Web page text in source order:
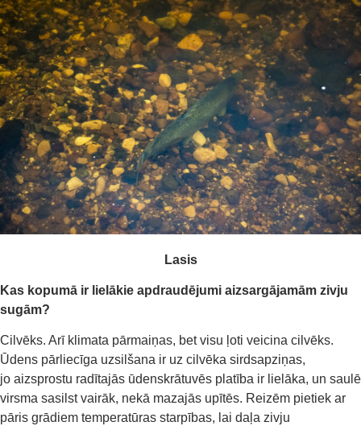
Lasis
Kas kopumā ir lielākie apdraudējumi aizsargājamām zivju
sugām?
Cilvēks. Arī klimata pārmaiņas, bet visu ļoti veicina cilvēks.
Ūdens pārliecīga uzsilšana ir uz cilvēka sirdsapziņas,
jo aizsprostu radītajās ūdenskrātuvēs platība ir lielāka, un saulē
virsma sasilst vairāk, nekā mazajās upītēs. Reizēm pietiek ar
pāris grādiem temperatūras starpības, lai daļa zivju